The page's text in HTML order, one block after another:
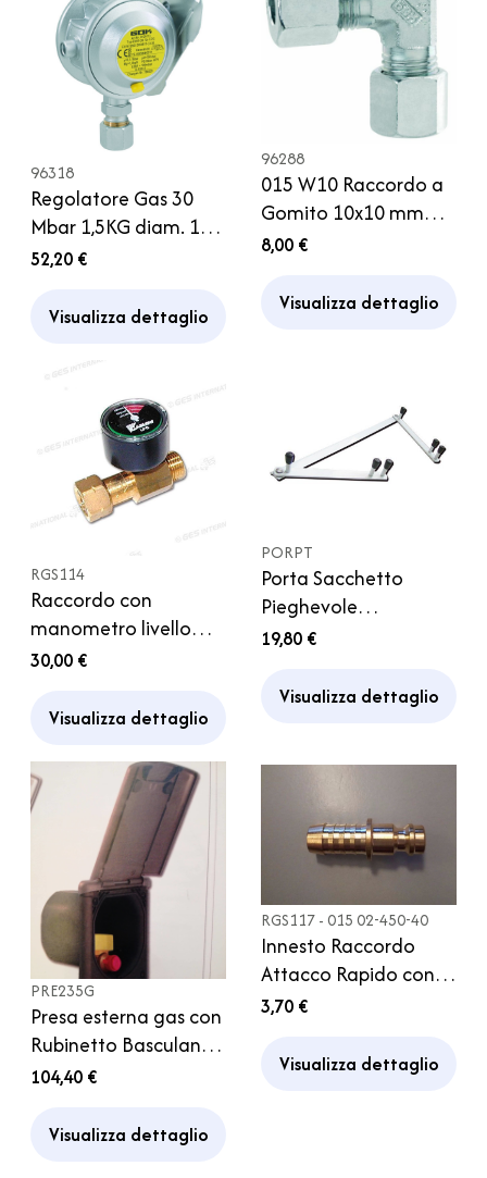
96318
Regolatore Gas 30
Mbar 1,5KG diam. 10
mm Caravan Camper
52,20 €
Visualizza dettaglio
96288
015 W10 Raccordo a
Gomito 10x10 mm
Regolatore Gas
8,00 €
Visualizza dettaglio
RGS114
Raccordo con
manometro livello
bombola Camper
30,00 €
Visualizza dettaglio
PORPT
Porta Sacchetto
Pieghevole
Pattumiera Camper
19,80 €
Visualizza dettaglio
PRE235G
Presa esterna gas con
Rubinetto Basculante
Grigio camper
104,40 €
Visualizza dettaglio
RGS117 - 015 02-450-40
Innesto Raccordo
Attacco Rapido con
Portagomma d 8 mm
3,70 €
Visualizza dettaglio